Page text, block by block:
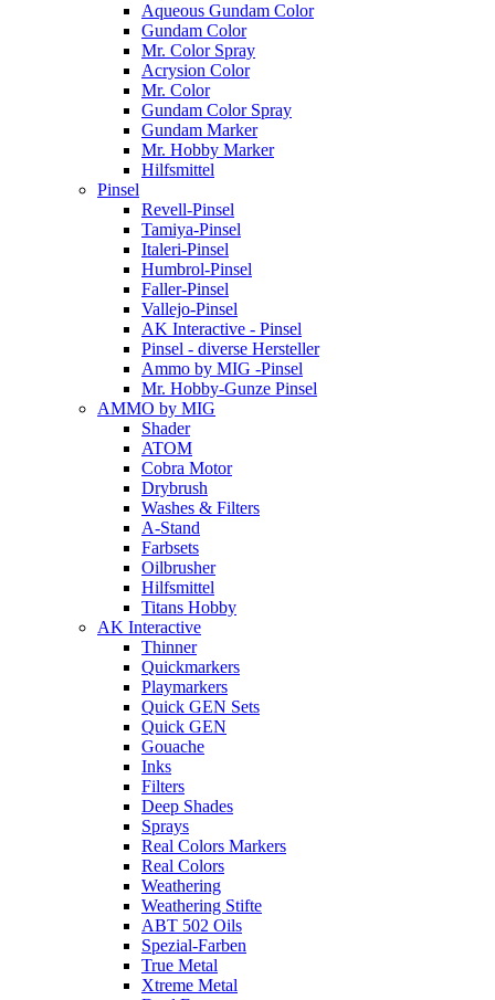
Aqueous Gundam Color
Gundam Color
Mr. Color Spray
Acrysion Color
Mr. Color
Gundam Color Spray
Gundam Marker
Mr. Hobby Marker
Hilfsmittel
Pinsel
Revell-Pinsel
Tamiya-Pinsel
Italeri-Pinsel
Humbrol-Pinsel
Faller-Pinsel
Vallejo-Pinsel
AK Interactive - Pinsel
Pinsel - diverse Hersteller
Ammo by MIG -Pinsel
Mr. Hobby-Gunze Pinsel
AMMO by MIG
Shader
ATOM
Cobra Motor
Drybrush
Washes & Filters
A-Stand
Farbsets
Oilbrusher
Hilfsmittel
Titans Hobby
AK Interactive
Thinner
Quickmarkers
Playmarkers
Quick GEN Sets
Quick GEN
Gouache
Inks
Filters
Deep Shades
Sprays
Real Colors Markers
Real Colors
Weathering
Weathering Stifte
ABT 502 Oils
Spezial-Farben
True Metal
Xtreme Metal